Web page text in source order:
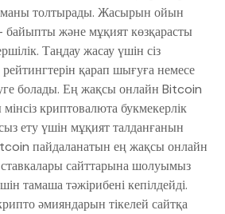
толтырады. Жасырын ойын
байыпты және мұқият көзқарасты
Таңдау жасау үшін сіз
қарап шығуға немесе
болады. Ең жақсы онлайн Bitcoin
криптовалюта букмекерлік
ету үшін мұқият талданғанын
пайдаланатын ең жақсы онлайн
сайттарына шолуымыз
тамаша тәжірибені кепілдейді.
әмияндарын тікелей сайтқа